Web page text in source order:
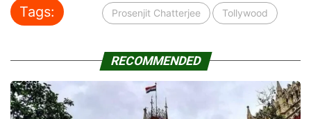
Tags: Prosenjit Chatterjee Tollywood
RECOMMENDED